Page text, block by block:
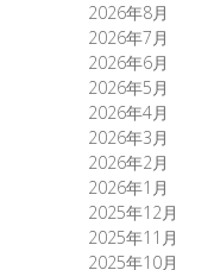
2026年8月
2026年7月
2026年6月
2026年5月
2026年4月
2026年3月
2026年2月
2026年1月
2025年12月
2025年11月
2025年10月